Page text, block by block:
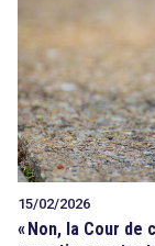
15/02/2026
« Non, la Cour de